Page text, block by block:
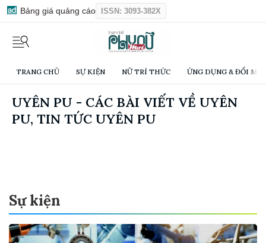
Bảng giá quảng cáo ISSN: 3093-382X
TRANG CHỦ SỰ KIỆN NỮ TRÍ THỨC ỨNG DỤNG & ĐỔI
UYÊN PU - CÁC BÀI VIẾT VỀ UYÊN
PU, TIN TỨC UYÊN PU
Sự kiện